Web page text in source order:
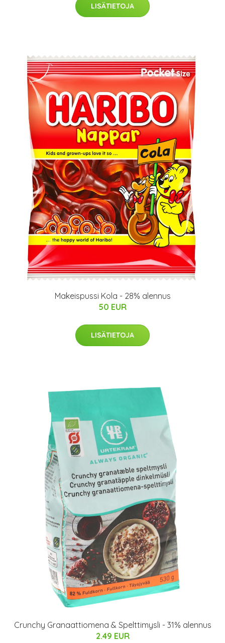
LISÄTIETOJA
Makeispussi Kola - 28% alennus
50 EUR
LISÄTIETOJA
Crunchy Granaattiomena & Spelttimysli - 31% alennus
2.49 EUR